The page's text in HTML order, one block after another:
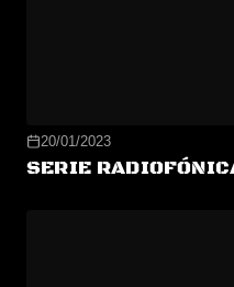
20/01/2023
SERIE